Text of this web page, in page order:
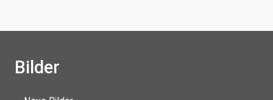
Bilder